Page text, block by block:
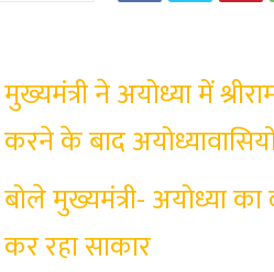
मुख्यमंत्री ने अयोध्या में
करने के बाद
बोले मुख्यमंत्री- अयोध्या
कर रहा साकार